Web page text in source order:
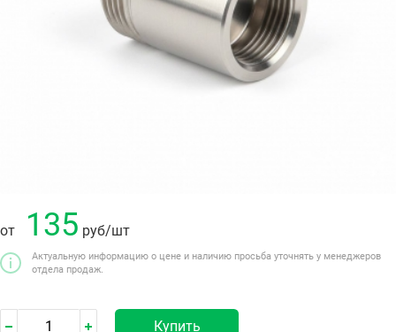
от 135 руб/шт
Актуальную информацию о цене и наличию просьба уточнять у менеджеров
отдела продаж.
Купить